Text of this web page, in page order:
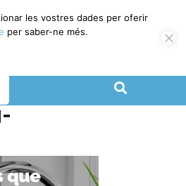
les vostres dades per oferir
per saber-ne més.